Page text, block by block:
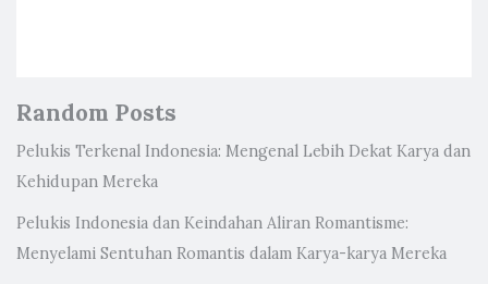
Random Posts
Pelukis Terkenal Indonesia: Mengenal Lebih Dekat Karya dan
Kehidupan Mereka
Pelukis Indonesia dan Keindahan Aliran Romantisme:
Menyelami Sentuhan Romantis dalam Karya-karya Mereka